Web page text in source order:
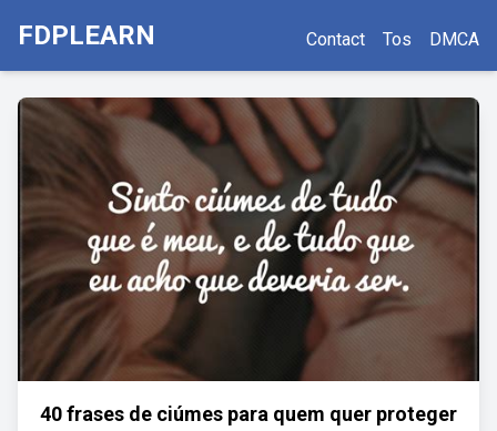
FDPLEARN Contact Tos DMCA
40 frases de ciúmes para quem quer proteger